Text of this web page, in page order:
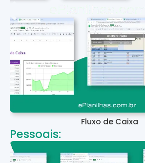
Fluxo de Caixa
Pessoais: